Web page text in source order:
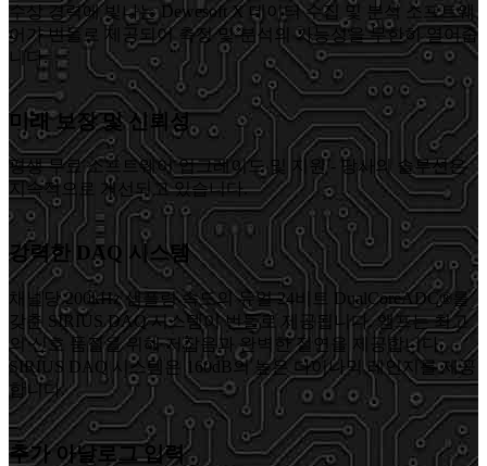
수상 경력에 빛나는 Dewesoft X 데이터 수집 및 분석 소프트웨
어가 번들로 제공되어 측정 및 분석의 가능성을 무한히 열어줍
니다.
미래 보장 및 신뢰성
평생 무료 소프트웨어 업그레이드 및 지원 - 당사의 솔루션은
지속적으로 개선되고 있습니다.
강력한 DAQ 시스템
채널당 200kHz 샘플링 속도의 듀얼 24비트 DualCoreADC®를
갖춘 SIRIUS DAQ 시스템이 번들로 제공됩니다. 앰프는 최고
의 신호 품질을 위해 저잡음과 완벽한 절연을 제공합니다.
SIRIUS DAQ 시스템은 160dB의 높은 다이나믹 레인지를 제공
합니다.
추가 아날로그 입력